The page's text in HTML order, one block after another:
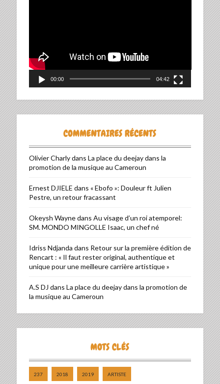
00:00 04:42
COMMENTAIRES RÉCENTS
Olivier Charlydans La place du deejay dans la
promotion de la musique au Cameroun
Ernest DJIELE dans « Ebofo »: Douleur ft Julien
Pestre, un retour fracassant
Okeysh Waynedans Au visage d’un roi atemporel:
SM. MONDO MINGOLLE Isaac, un chef né
Idriss Ndjanda dans Retour sur la première édition de
Rencart : « Il faut rester original, authentique et
unique pour une meilleure carrière artistique »
A.S DJ dans La place du deejay dans la promotion de
la musique au Cameroun
MOTS CLÉS
237 2018 2019 ARTISTE